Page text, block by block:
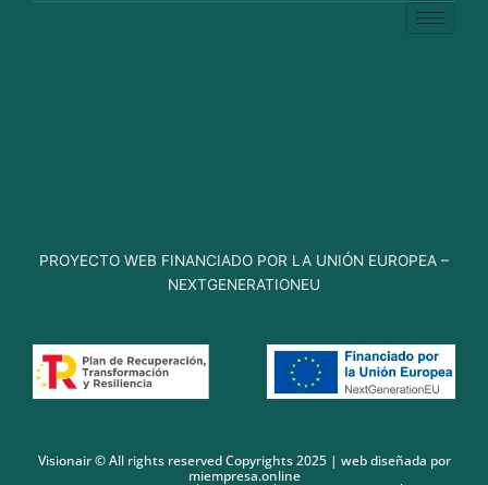
PROYECTO WEB FINANCIADO POR LA UNIÓN EUROPEA –
NEXTGENERATIONEU
Visionair © All rights reserved Copyrights 2025 | web diseñada por
miempresa.online